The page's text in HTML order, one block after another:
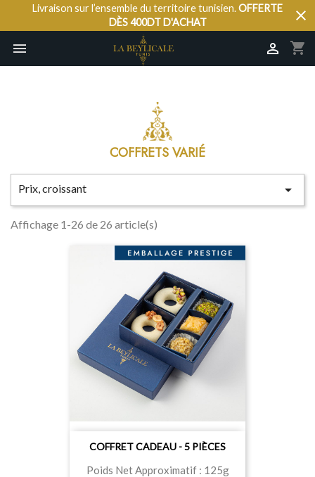
Livraison sur l’ensemble du territoire tunisien.OFFERTE
DÈS 400DT D'ACHAT
close

shopping_cart

COFFRETS VARIÉ
Prix, croissant 
Affichage 1-26 de 26 article(s)
COFFRET CADEAU - 5 PIÈCES
Poids Net Approximatif : 125g